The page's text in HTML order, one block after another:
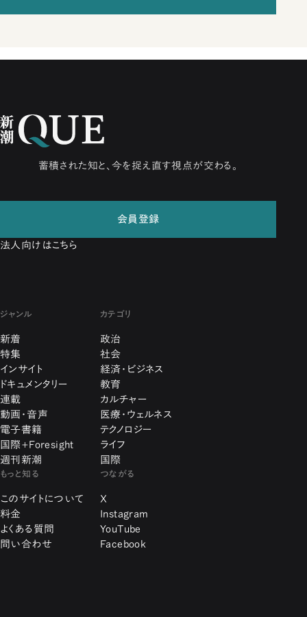
蓄積された知と、今を捉え直す視点が交わる。
会員登録
法人向けはこちら
ジャンル
新着
特集
インサイト
ドキュメンタリー
連載
動画・音声
電子書籍
国際+Foresight
週刊新潮
カテゴリ
政治
社会
経済・ビジネス
教育
カルチャー
医療・ウェルネス
テクノロジー
ライフ
国際
もっと知る
このサイトについて
料金
よくある質問
問い合わせ
つながる
X
Instagram
YouTube
Facebook